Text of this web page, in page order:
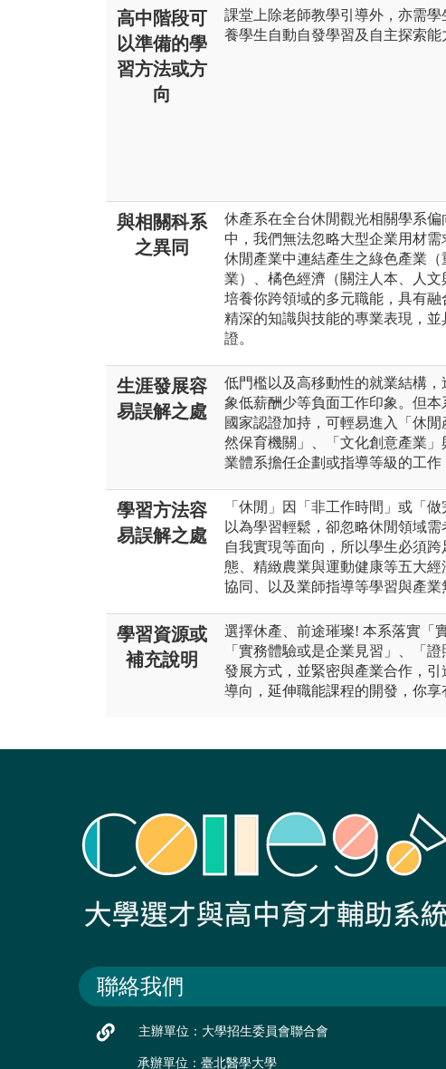
高中階段可
以準備的學
習方法或方
向
課堂上除老師教學引導外，亦需
養學生自動自發學習及自主探索能
與相關科系
之異同
休產系在全台休閒觀光相關學系
中，我們無法忽略大型企業用材
休閒產業中連結產生之綠色產業
業）、橘色經濟（關注人本、人文
培養你跨領域的多元職能，具有
精深的知識與技能的專業表現，
證。
生涯發展容
易誤解之處
低門檻以及高移動性的就業結構
象低薪酬少等負面工作印象。但
國家認證加持，可輕易進入「休
然保育機關」、「文化創意產業
業體系擔任企劃或指導等級的工作
學習方法容
易誤解之處
「休閒」因「非工作時間」或「
以為學習輕鬆，卻忽略休閒領域
自我實現等面向，所以學生必須
態、精緻農業與運動健康等五大
協同、以及業師指導等學習與產業
學習資源或
補充說明
選擇休產、前途璀璨! 本系落實「
「實務體驗或是企業見習」、「
發展方式，並緊密與產業合作，
導向，延伸職能課程的開發，你
聯絡我們
主辦單位：大學招生委員會聯合會
承辦單位：臺北醫學大學